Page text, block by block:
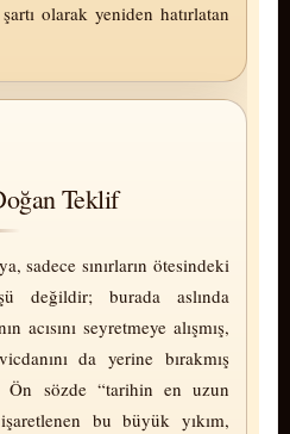
olarak yeniden hatırlatan
Teklif
sadece sınırların ötesindeki
değildir; burada aslında
acısını seyretmeye alışmış,
da yerine bırakmış
Ön sözde “tarihin en uzun
bu büyük yıkım,